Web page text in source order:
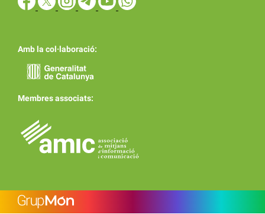
Amb la col·laboració:
Membres associats: